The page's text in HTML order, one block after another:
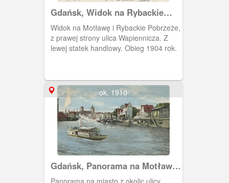
Gdańsk, Widok na Rybackie
Pobrzeże
Widok na Motławę i Rybackie Pobrzeże,
z prawej strony ulica Wapiennicza. Z
lewej statek handlowy. Obieg 1904 rok.
ok. 1910
Gdańsk, Panorama na Motławę
i Główne Miasto
Panorama na miasto z okolic ulicy